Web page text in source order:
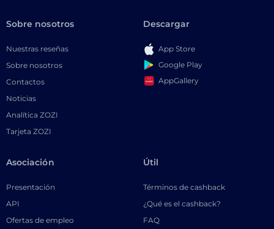
Sobre nosotros
Nuestras reseñas
Sobre nosotros
Contactos
Noticias
Analítica ZOZI
Tarjeta ZOZI
Descargar
App Store
Google Play
AppGallery
Asociación
Presentación
API
Ofertas de empleo
Útil
Términos de cashback
¿Qué es el cashback?
FAQ